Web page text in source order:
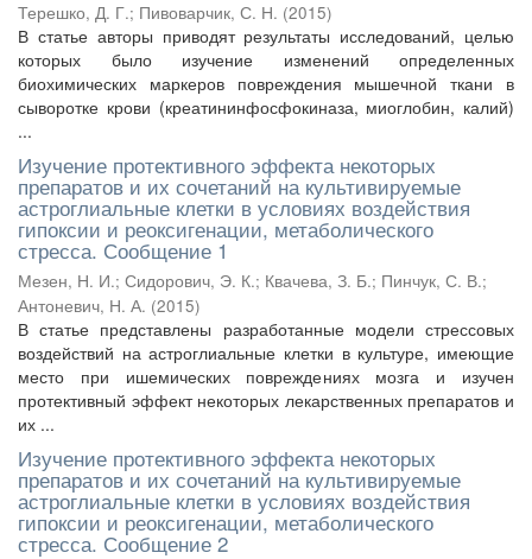
Терешко, Д. Г.; Пивоварчик, С. Н. (2015)
В статье авторы приводят результаты исследований, целью
которых было изучение изменений определенных
биохимических маркеров повреждения мышечной ткани в
сыворотке крови (креатининфосфокиназа, миоглобин, калий)
...
Изучение протективного эффекта некоторых
препаратов и их сочетаний на культивируемые
астроглиальные клетки в условиях воздействия
гипоксии и реоксигенации, метаболического
стресса. Сообщение 1
Мезен, Н. И.; Сидорович, Э. К.; Квачева, З. Б.; Пинчук, С. В.;
Антоневич, Н. А. (2015)
В статье представлены разработанные модели стрессовых
воздействий на астроглиальные клетки в культуре, имеющие
место при ишемических повреждениях мозга и изучен
протективный эффект некоторых лекарственных препаратов и
их ...
Изучение протективного эффекта некоторых
препаратов и их сочетаний на культивируемые
астроглиальные клетки в условиях воздействия
гипоксии и реоксигенации, метаболического
стресса. Сообщение 2